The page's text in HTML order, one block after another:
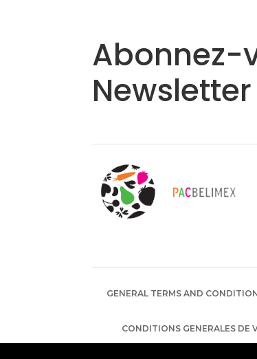
Abonnez-
Newsletter
GENERAL TERMS AND
CONDITIONS GENERALES DE